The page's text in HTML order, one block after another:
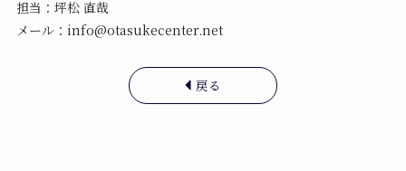
担当：坪松 直哉
メール：info@otasukecenter.net
戻る